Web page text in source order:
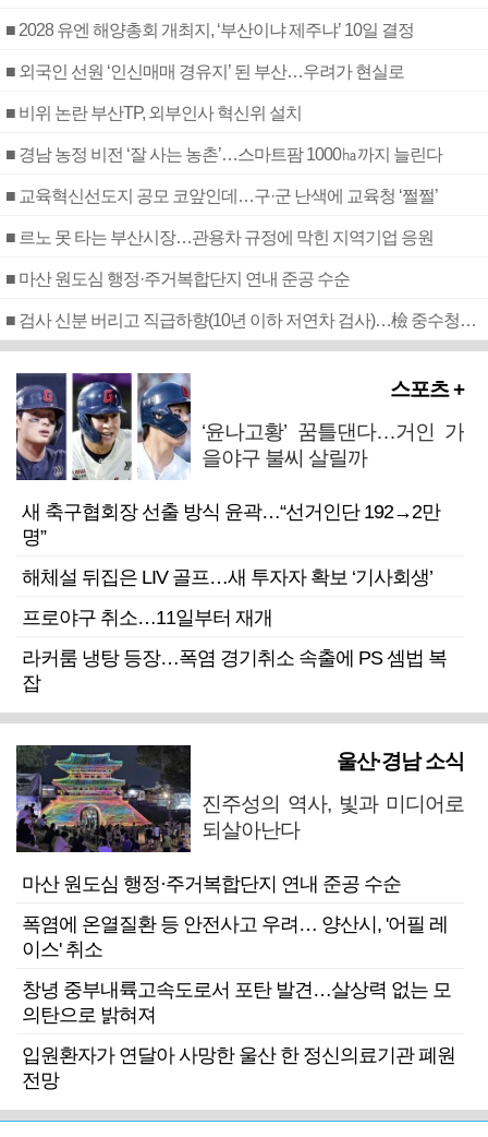
■ 2028 유엔 해양총회 개최지, ‘부산이냐 제주냐’ 10일 결정
■ 외국인 선원 ‘인신매매 경유지’ 된 부산…우려가 현실로
■ 비위 논란 부산TP, 외부인사 혁신위 설치
■ 경남 농정 비전 ‘잘 사는 농촌’…스마트팜 1000㏊까지 늘린다
■ 교육혁신선도지 공모 코앞인데…구·군 난색에 교육청 ‘쩔쩔’
■ 르노 못 타는 부산시장…관용차 규정에 막힌 지역기업 응원
■ 마산 원도심 행정·주거복합단지 연내 준공 수순
■ 검사 신분 버리고 직급하향(10년 이하 저연차 검사)…檢 중수청행 기피
스포츠 +
‘윤나고황’ 꿈틀댄다…거인 가
을야구 불씨 살릴까
새 축구협회장 선출 방식 윤곽…“선거인단 192→2만
명”
해체설 뒤집은 LIV 골프…새 투자자 확보 ‘기사회생’
프로야구 취소…11일부터 재개
라커룸 냉탕 등장…폭염 경기취소 속출에 PS 셈법 복
잡
울산·경남 소식
진주성의 역사, 빛과 미디어로
되살아난다
마산 원도심 행정·주거복합단지 연내 준공 수순
폭염에 온열질환 등 안전사고 우려… 양산시, '어필 레
이스' 취소
창녕 중부내륙고속도로서 포탄 발견…살상력 없는 모
의탄으로 밝혀져
입원환자가 연달아 사망한 울산 한 정신의료기관 폐원
전망